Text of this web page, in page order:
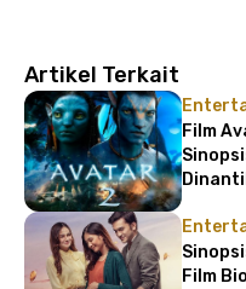
Artikel Terkait
Film
Film